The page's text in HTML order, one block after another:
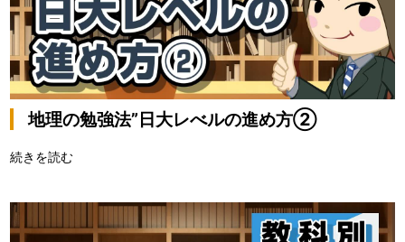
地理の勉強法”日大レべルの進め方②
続きを読む